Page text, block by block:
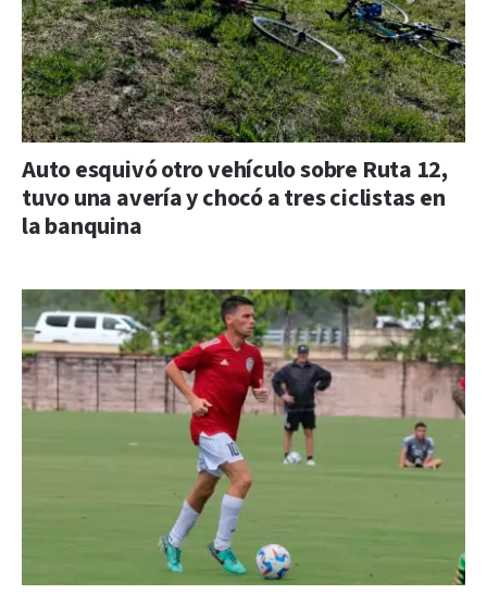
Auto esquivó otro vehículo sobre Ruta 12,
tuvo una avería y chocó a tres ciclistas en
la banquina